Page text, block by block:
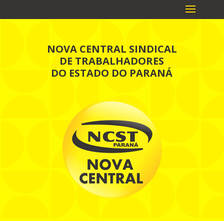
NOVA CENTRAL SINDICAL
DE TRABALHADORES
DO ESTADO DO PARANÁ